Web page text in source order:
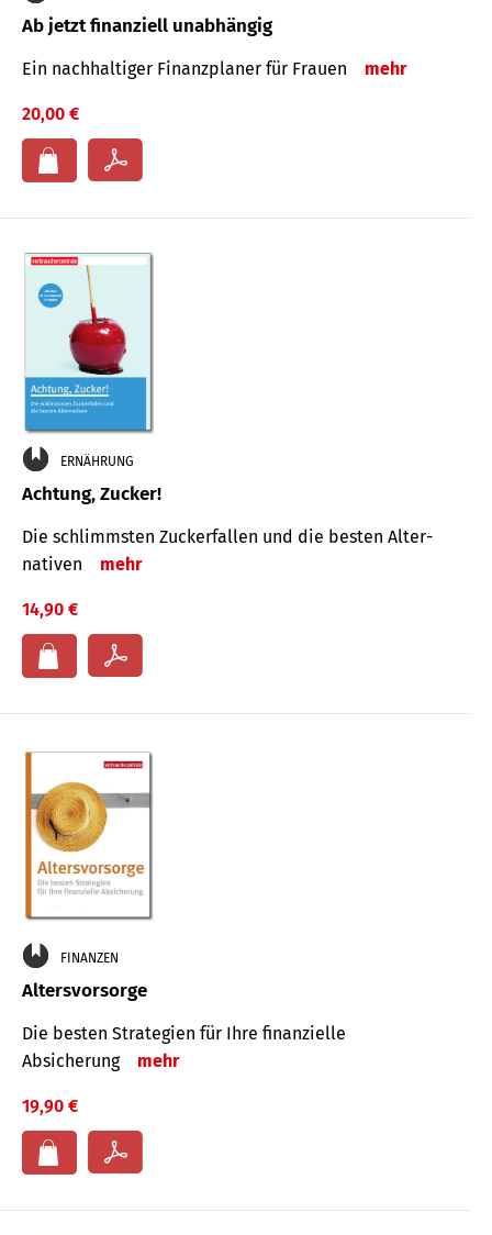
Ab jetzt finanziell unabhängig
Ein nachhaltiger Finanzplaner für Frauen mehr
20,00 €
ERNÄHRUNG
Achtung, Zucker!
Die schlimmsten Zucker­fallen und die besten Alter­
nativen
mehr
14,90 €
FINANZEN
Altersvorsorge
Die besten Strategien für Ihre finanzielle
Absicherung
mehr
19,90 €